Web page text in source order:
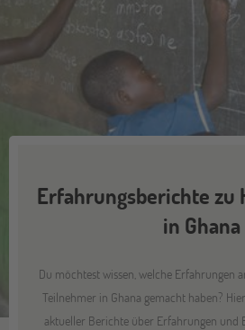
Erfahrungsberichte zu
in Ghana
Du möchtest wissen, welche Erfahrungen
Teilnehmer in Ghana gemacht haben?
aktueller Berichte über Erfahrungen und